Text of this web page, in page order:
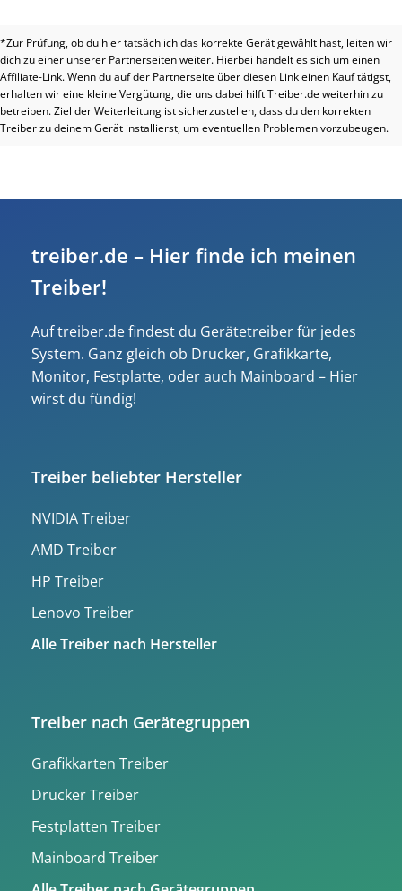
*Zur Prüfung, ob du hier tatsächlich das korrekte Gerät gewählt hast, leiten wir
dich zu einer unserer Partnerseiten weiter. Hierbei handelt es sich um einen
Affiliate-Link. Wenn du auf der Partnerseite über diesen Link einen Kauf tätigst,
erhalten wir eine kleine Vergütung, die uns dabei hilft Treiber.de weiterhin zu
betreiben. Ziel der Weiterleitung ist sicherzustellen, dass du den korrekten
Treiber zu deinem Gerät installierst, um eventuellen Problemen vorzubeugen.
treiber.de – Hier finde ich meinen
Treiber!
Auf treiber.de findest du Gerätetreiber für jedes
System. Ganz gleich ob Drucker, Grafikkarte,
Monitor, Festplatte, oder auch Mainboard – Hier
wirst du fündig!
Treiber beliebter Hersteller
NVIDIA Treiber
AMD Treiber
HP Treiber
Lenovo Treiber
Alle Treiber nach Hersteller
Treiber nach Gerätegruppen
Grafikkarten Treiber
Drucker Treiber
Festplatten Treiber
Mainboard Treiber